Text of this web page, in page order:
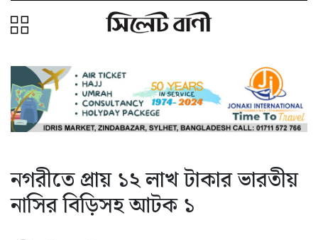
নগরীতে প্রায় ১২ লাখ টাকার ভারতীয়
নাসির বিড়িসহ আটক ১